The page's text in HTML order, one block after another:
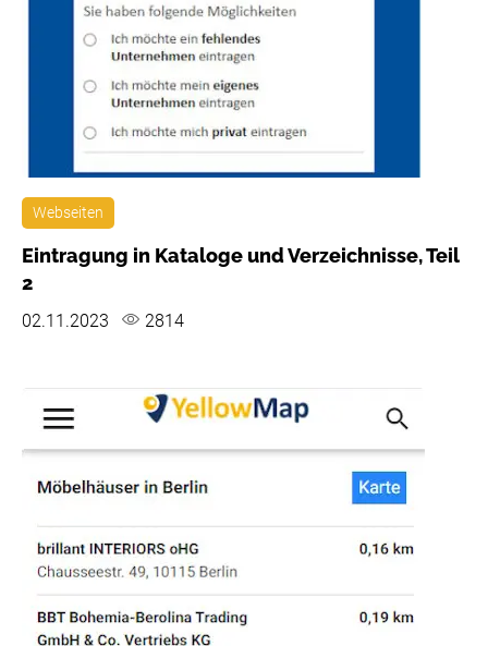
Webseiten
Eintragung in Kataloge und Verzeichnisse, Teil
2
02.11.2023 2814